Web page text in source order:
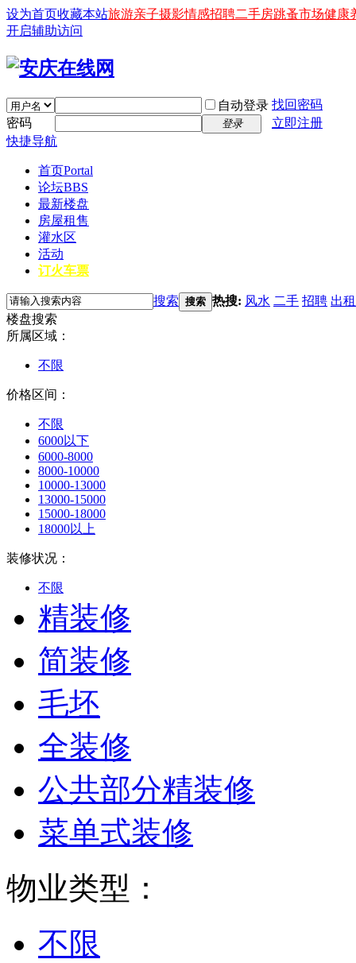
设为首页收藏本站旅游亲子摄影情感招聘二手房跳蚤市场健康
开启辅助访问
自动登录 找回密码
密码
登录
立即注册
快捷导航
首页Portal
论坛BBS
最新楼盘
房屋租售
灌水区
活动
订火车票
搜索 搜索 热搜: 风水 二手 招聘 出租
楼盘搜索
所属区域：
不限
价格区间：
不限
6000以下
6000-8000
8000-10000
10000-13000
13000-15000
15000-18000
18000以上
装修状况：
不限
精装修
简装修
毛坯
全装修
公共部分精装修
菜单式装修
物业类型：
不限